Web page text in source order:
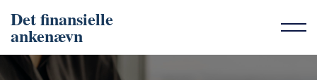
Det finansielle
ankenævn